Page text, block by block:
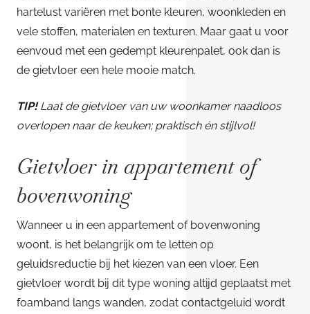
hartelust variëren met bonte kleuren, woonkleden en
vele stoffen, materialen en texturen. Maar gaat u voor
eenvoud met een gedempt kleurenpalet, ook dan is
de gietvloer een hele mooie match.
TIP!Laat de gietvloer van uw woonkamer naadloos
overlopen naar de keuken; praktisch én stijlvol!
Gietvloer in appartement of
bovenwoning
Wanneer u in een appartement of bovenwoning
woont, is het belangrijk om te letten op
geluidsreductie bij het kiezen van een vloer. Een
gietvloer wordt bij dit type woning altijd geplaatst met
foamband langs wanden, zodat contactgeluid wordt